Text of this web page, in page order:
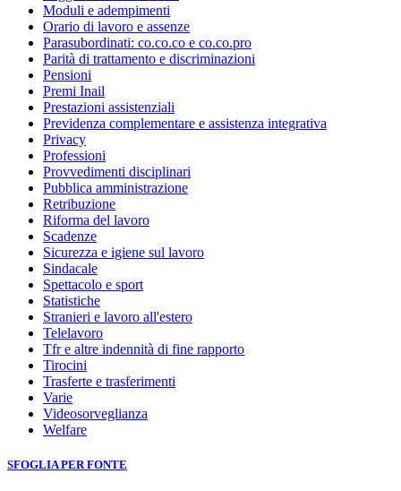
Moduli e adempimenti
Orario di lavoro e assenze
Parasubordinati: co.co.co e co.co.pro
Parità di trattamento e discriminazioni
Pensioni
Premi Inail
Prestazioni assistenziali
Previdenza complementare e assistenza integrativa
Privacy
Professioni
Provvedimenti disciplinari
Pubblica amministrazione
Retribuzione
Riforma del lavoro
Scadenze
Sicurezza e igiene sul lavoro
Sindacale
Spettacolo e sport
Statistiche
Stranieri e lavoro all'estero
Telelavoro
Tfr e altre indennità di fine rapporto
Tirocini
Trasferte e trasferimenti
Varie
Videosorveglianza
Welfare
SFOGLIA PER FONTE